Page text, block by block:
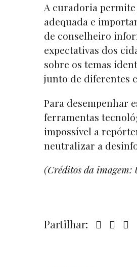
A curadoria
adequada e
de conselheiro
expectativas dos
sobre os temas
junto de diferentes
Para desempenhar
ferramentas
impossível a
neutralizar a
(Créditos da imagem:
Partilhar: